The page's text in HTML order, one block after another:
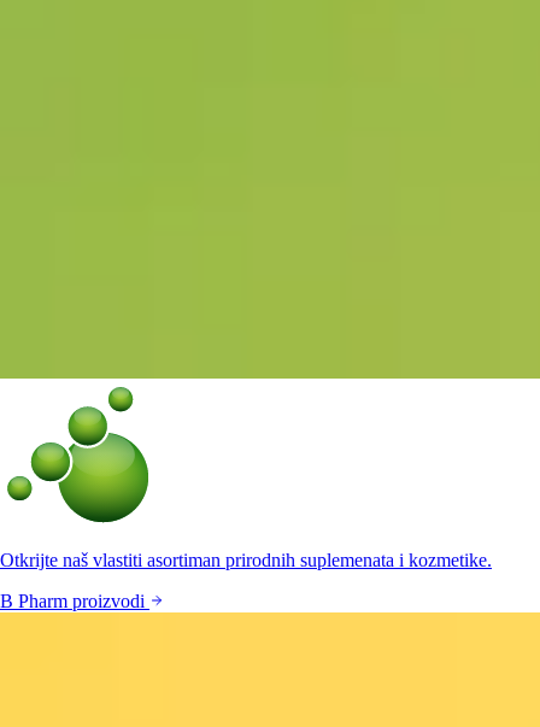
Otkrijte naš vlastiti asortiman prirodnih suplemenata i kozmetike.
B Pharm proizvodi